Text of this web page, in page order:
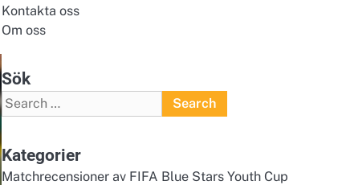
Kontakta oss
Om oss
Sök
Search
for:
Kategorier
Matchrecensioner av FIFA Blue Stars Youth Cup